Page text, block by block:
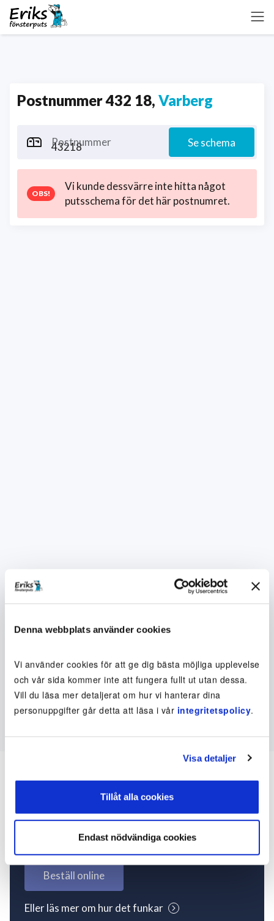
Denna webbplats använder cookies
Vi använder cookies för att ge dig bästa möjliga upplevelse
och vår sida kommer inte att fungera fullt ut utan dessa.
Vill du läsa mer detaljerat om hur vi hanterar dina
personuppgifter går detta att läsa i vår integritetspolicy.
Visa detaljer
Tillåt alla cookies
Endast nödvändiga cookies
Postnummer 432 18, Varberg
Postnummer Se schema
Vi kunde dessvärre inte hitta något
putsschema för det här postnumret.
Inte kund ännu? Kom
igång nu!
Beställ online
Eller läs mer om hur det funkar